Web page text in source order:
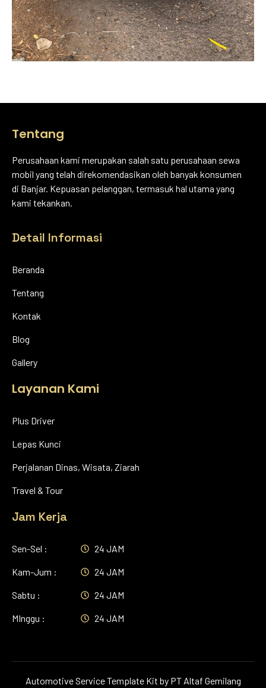
Tentang
Perusahaan kami merupakan salah satu perusahaan sewa
mobil yang telah direkomendasikan oleh banyak konsumen
di Banjar. Kepuasan pelanggan, termasuk hal utama yang
kami tekankan.
Detail Informasi
Beranda
Tentang
Kontak
Blog
Gallery
Layanan Kami
Plus Driver
Lepas Kunci
Perjalanan Dinas, Wisata, Ziarah
Travel & Tour
Jam Kerja
Sen-Sel :
Kam-Jum :
Sabtu :
MInggu :
24 JAM
24 JAM
24 JAM
24 JAM
Automotive Service Template Kit by PT Altaf Gemilang